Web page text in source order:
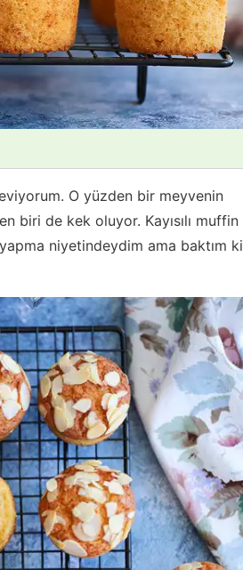
O yüzden bir meyvenin
biri de kek oluyor. Kayısılı muffin
niyetindeydim ama baktım ki